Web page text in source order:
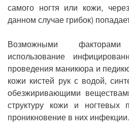
самого ногтя или кожи,
данном случае грибок)
Возможными
использование
проведения маникюра и
кожи кистей рук с водой,
обезжиривающими
структуру кожи и ногтевых
проникновение в них инфекции.